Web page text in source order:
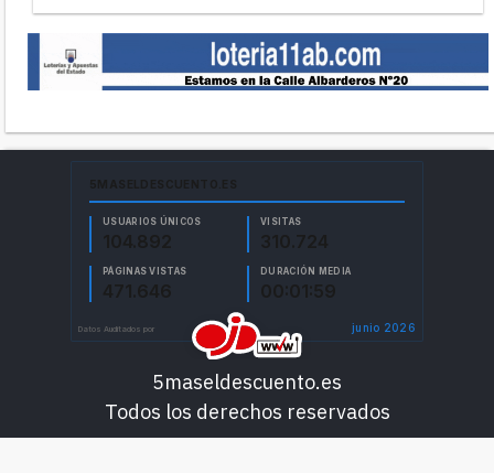
5maseldescuento.es
Todos los derechos reservados